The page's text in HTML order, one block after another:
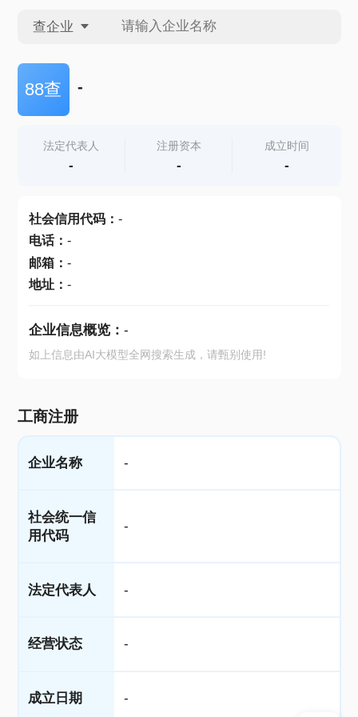
查企业
查企业
查产地
88查 -
法定代表人
-
注册资本
-
成立时间
-
社会信用代码： -
电话： -
邮箱： -
地址： -
企业信息概览： -
如上信息由AI大模型全网搜索生成，请甄别使用!
工商注册
企业名称 -
社会统一信
用代码
-
法定代表人 -
经营状态 -
成立日期 -